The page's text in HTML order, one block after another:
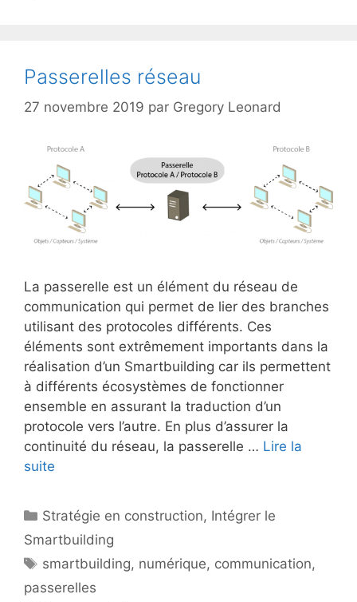
Passerelles réseau
27 novembre 2019 par Gregory Leonard
La passerelle est un élément du réseau de
communication qui permet de lier des branches
utilisant des protocoles différents. Ces
éléments sont extrêmement importants dans la
réalisation d’un Smartbuilding car ils permettent
à différents écosystèmes de fonctionner
ensemble en assurant la traduction d’un
protocole vers l’autre. En plus d’assurer la
continuité du réseau, la passerelle … Lire la
suite
Catégories
Stratégie en construction, Intégrer le
Smartbuilding
Étiquettes
smartbuilding, numérique, communication,
passerelles